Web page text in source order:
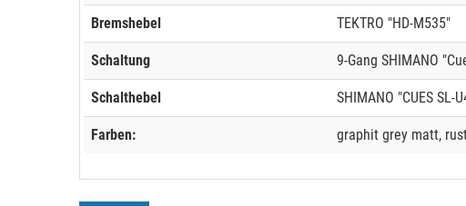
Bremshebel TEKTRO "HD-M535"
Schaltung 9-Gang SHIMANO
Schalthebel SHIMANO "CUES SL-
Farben: graphit grey matt,